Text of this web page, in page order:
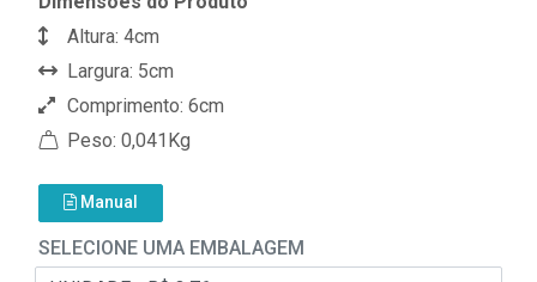
Altura: 4cm
Largura: 5cm
Comprimento: 6cm
Peso: 0,041Kg
Manual
SELECIONE UMA EMBALAGEM